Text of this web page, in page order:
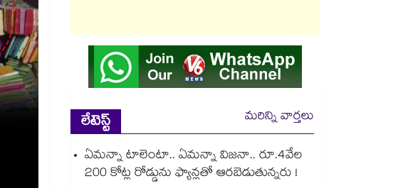
లేటెస్ట్
మరిన్ని వార్తలు
ఏమన్నా టాలెంటా.. ఏమన్నా విజనా.. రూ.4వేల
200 కోట్ల రోడ్డును ఫ్యాన్లతో ఆరబెడుతున్నరు !